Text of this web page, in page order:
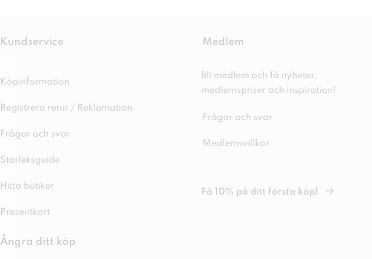
Kundservice
Köpinformation
Registrera retur / Reklamation
Frågor och svar
Storleksguide
Hitta butiker
Presentkort
Ångra ditt köp
Medlem
Bli medlem och få nyheter,
medlemspriser och inspiration!
Frågor och svar
Medlemsvillkor
Få 10% på ditt första köp!